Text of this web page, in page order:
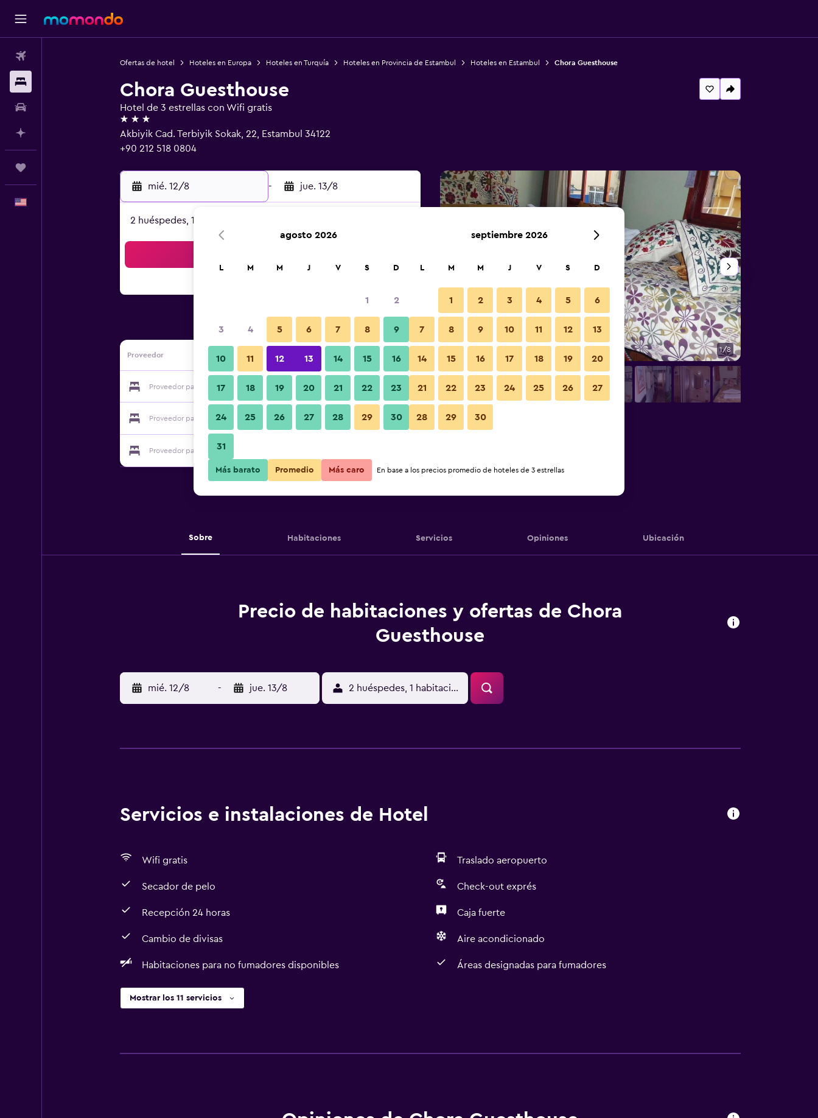
Ofertas de hotel Hoteles en Europa Hoteles en Turquía Hoteles en Provincia de Estambul Hoteles en Estambul Chora Guesthouse
Chora Guesthouse
Hotel de 3 estrellas con Wifi gratis
3 estrellas
Akbiyik Cad. Terbiyik Sokak, 22, Estambul 34122
+90 212 518 0804
mié. 12/8 - jue. 13/8
2 huéspedes, 1 habitación
Proveedor
Proveedor para Chora Guesthouse Ver precios
Proveedor para Chora Guesthouse Ver precios
Proveedor para Chora Guesthouse
Habitación 1/8
Fotos
Sobre Habitaciones Servicios Opiniones Ubicación
Precio de habitaciones y ofertas de Chora
Guesthouse
mié. 12/8 - jue. 13/8 2 huéspedes, 1 habitación
Servicios e instalaciones de Hotel
Wifi gratis Traslado aeropuerto
Secador de pelo Check-out exprés
Recepción 24 horas Caja fuerte
Cambio de divisas Aire acondicionado
Habitaciones para no fumadores disponibles Áreas designadas para fumadores
Mostrar los 11 servicios
agosto 2026
L M M J V S D
1 2
3 4 5 6 7 8 9
10 11 12 13 14 15 16
17 18 19 20 21 22 23
24 25 26 27 28 29 30
31
septiembre 2026
L M M J V S D
1 2 3 4 5 6
7 8 9 10 11 12 13
14 15 16 17 18 19 20
21 22 23 24 25 26 27
28 29 30
Más barato Promedio Más caro En base a los precios promedio de hoteles de 3 estrellas